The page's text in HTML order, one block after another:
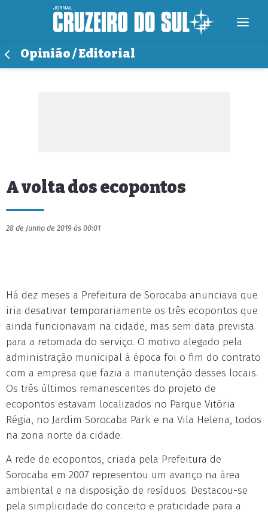
Opinião / Editorial
A volta dos ecopontos
28 de Junho de 2019 às 00:01
Há dez meses a Prefeitura de Sorocaba anunciava que
iria desativar temporariamente os três ecopontos que
ainda funcionavam na cidade, mas sem data prevista
para a retomada do serviço. O motivo alegado pela
administração municipal à época foi o fim do contrato
com a empresa que fazia a manutenção desses locais.
Os três últimos remanescentes do projeto de
ecopontos estavam localizados no Parque Vitória
Régia, no Jardim Sorocaba Park e na Vila Helena, todos
na zona norte da cidade.
A rede de ecopontos, criada pela Prefeitura de
Sorocaba em 2007 representou um avanço na área
ambiental e na disposição de resíduos. Destacou-se
pela simplicidade do conceito e praticidade para a